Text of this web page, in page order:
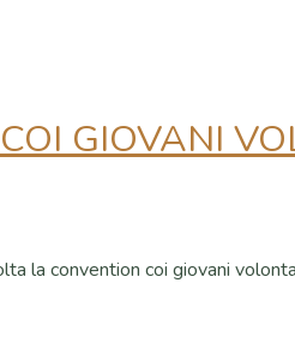
GIOVANI
la convention coi giovani